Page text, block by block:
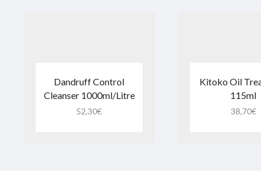
Dandruff Control
Cleanser 1000ml/Litre
52,30€
Kitoko Oil
115ml
38,70€